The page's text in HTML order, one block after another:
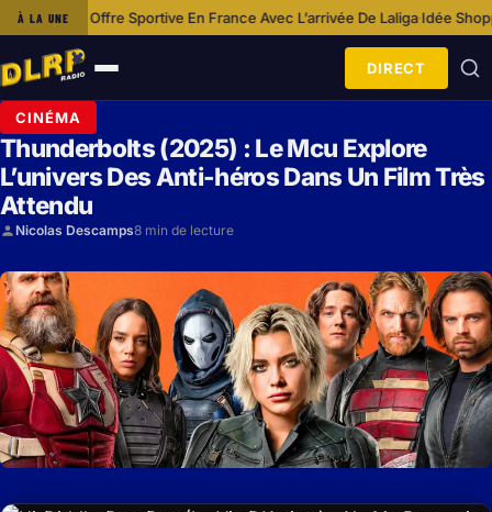
À LA UNE
Sportive En France Avec L’arrivée De Laliga·Idée Shopping : Porte-
Ouvrir
le
menu
DIRECT
CINÉMA
Thunderbolts (2025) : Le Mcu Explore
L’univers Des Anti-héros Dans Un Film Très
Attendu
Nicolas Descamps8 min de lecture